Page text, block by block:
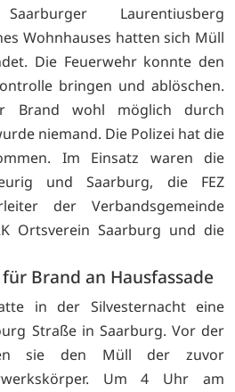
Laurentiusberg
Wohnhauses hatten sich Müll
Die Feuerwehr konnte den
bringen und ablöschen.
Brand wohl möglich durch
niemand. Die Polizei hat die
Im Einsatz waren die
und Saarburg, die FEZ
der Verbandsgemeinde
Ortsverein Saarburg und die
Brand an Hausfassade
in der Silvesternacht eine
Straße in Saarburg. Vor der
sie den Müll der zuvor
Um 4 Uhr am